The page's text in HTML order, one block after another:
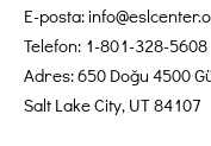
E-posta:
Telefon: 1-801-328-5608
Adres: 650 Doğu 4500
Salt Lake City, UT 84107